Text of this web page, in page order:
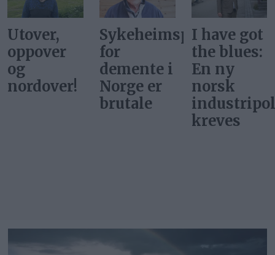
Sykeheimsprisene
for
demente i
Norge er
I have got
the blues:
En ny
norsk
industripolitikk
De hadde
ikke
på